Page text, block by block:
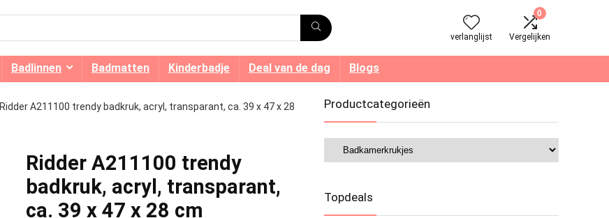
verlanglijst
0
Vergelijken
Badlinnen Badmatten Kinderbadje Deal van de dag Blogs
Ridder A211100 trendy badkruk, acryl, transparant, ca. 39 x 47 x 28
Ridder A211100 trendy
badkruk, acryl, transparant,
ca. 39 x 47 x 28 cm
Productcategorieën
Topdeals